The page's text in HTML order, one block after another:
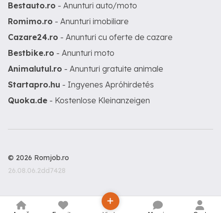
Bestauto.ro - Anunturi auto/moto
Romimo.ro - Anunturi imobiliare
Cazare24.ro - Anunturi cu oferte de cazare
Bestbike.ro - Anunturi moto
Animalutul.ro - Anunturi gratuite animale
Startapro.hu - Ingyenes Apróhirdetés
Quoka.de - Kostenlose Kleinanzeigen
© 2026 Romjob.ro
26.08.06.2dd7428